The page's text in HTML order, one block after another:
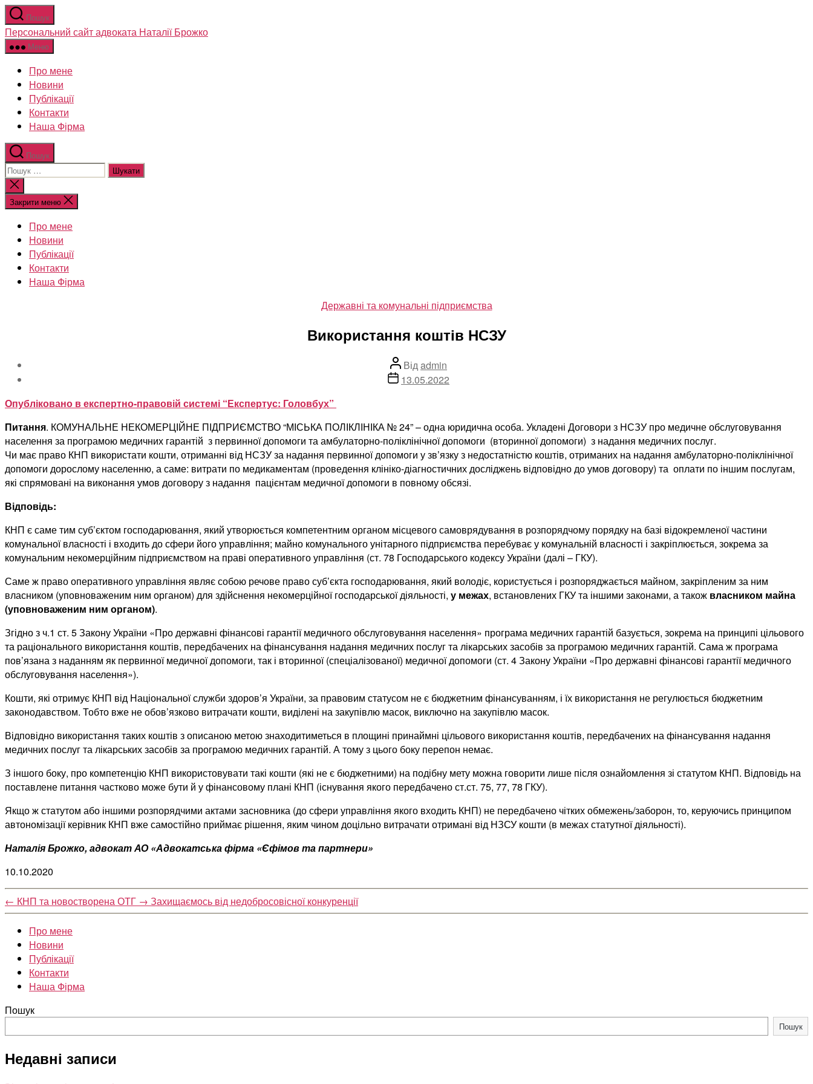
Перейти
до
вмісту
Пошук
Персональний сайт адвоката Наталії Брожко
Меню
Про мене
Новини
Публікації
Контакти
Наша Фірма
Пошук
Шукати:
Закрити
пошук
Закрити меню
Про мене
Новини
Публікації
Контакти
Наша Фірма
Категорії
Державні та комунальні підприємства
Використання коштів НСЗУ
Автор
запису
Відadmin
Дата13.05.2022
Опубліковано в експертно-правовій системі “Експертус: Головбух”
Питання. КОМУНАЛЬНЕ НЕКОМЕРЦІЙНЕ ПІДПРИЄМСТВО “МІСЬКА ПОЛІКЛІНІКА № 24” – одна юридична особа. Укладені Договори з НСЗУ про медичне обслуговування
населення за програмою медичних гарантій з первинної допомоги та амбулаторно-поліклінічної допомоги (вторинної допомоги) з надання медичних послуг.
Чи має право КНП використати кошти, отриманні від НСЗУ за надання первинної допомоги у зв’язку з недостатністю коштів, отриманих на надання амбулаторно-поліклінічної
допомоги дорослому населенню, а саме: витрати по медикаментам (проведення клініко-діагностичних досліджень відповідно до умов договору) та оплати по іншим послугам,
які спрямовані на виконання умов договору з надання пацієнтам медичної допомоги в повному обсязі.
Відповідь:
КНП є саме тим суб’єктом господарювання, який утворюється компетентним органом місцевого самоврядування в розпорядчому порядку на базі відокремленої частини
комунальної власності і входить до сфери його управління; майно комунального унітарного підприємства перебуває у комунальній власності і закріплюється, зокрема за
комунальним некомерційним підприємством на праві оперативного управління (ст. 78 Господарського кодексу України (далі – ГКУ).
Саме ж право оперативного управління являє собою речове право суб’єкта господарювання, який володіє, користується і розпоряджається майном, закріпленим за ним
власником (уповноваженим ним органом) для здійснення некомерційної господарської діяльності, у межах, встановлених ГКУ та іншими законами, а також власником майна
(уповноваженим ним органом).
Згідно з ч.1 ст. 5 Закону України «Про державні фінансові гарантії медичного обслуговування населення» програма медичних гарантій базується, зокрема на принципі цільового
та раціонального використання коштів, передбачених на фінансування надання медичних послуг та лікарських засобів за програмою медичних гарантій. Сама ж програма
пов’язана з наданням як первинної медичної допомоги, так і вторинної (спеціалізованої) медичної допомоги (ст. 4 Закону України «Про державні фінансові гарантії медичного
обслуговування населення»).
Кошти, які отримує КНП від Національної служби здоров’я України, за правовим статусом не є бюджетним фінансуванням, і їх використання не регулюється бюджетним
законодавством. Тобто вже не обов’язково витрачати кошти, виділені на закупівлю масок, виключно на закупівлю масок.
Відповідно використання таких коштів з описаною метою знаходитиметься в площині принаймні цільового використання коштів, передбачених на фінансування надання
медичних послуг та лікарських засобів за програмою медичних гарантій. А тому з цього боку перепон немає.
З іншого боку, про компетенцію КНП використовувати такі кошти (які не є бюджетними) на подібну мету можна говорити лише після ознайомлення зі статутом КНП. Відповідь на
поставлене питання частково може бути й у фінансовому плані КНП (існування якого передбачено ст.ст. 75, 77, 78 ГКУ).
Якщо ж статутом або іншими розпорядчими актами засновника (до сфери управління якого входить КНП) не передбачено чітких обмежень/заборон, то, керуючись принципом
автономізації керівник КНП вже самостійно приймає рішення, яким чином доцільно витрачати отримані від НЗСУ кошти (в межах статутної діяльності).
Наталія Брожко, адвокат АО «Адвокатська фірма «Єфімов та партнери»
10.10.2020
← КНП та новостворена ОТГ → Захищаємось від недобросовісної конкуренції
Про мене
Новини
Публікації
Контакти
Наша Фірма
Пошук
Пошук
Недавні записи